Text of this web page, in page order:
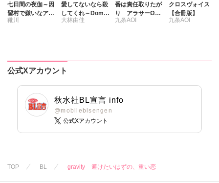
七日間の夜伽～因
習村で嫌いなアイ
ツと～【合冊版】
靴川
愛してないなら殺
してくれ～Domの
本能、Subの慈愛
大林由佳
番は責任取りたが
り アラサーΩは
結婚したくない
九条AOI
クロスヴォイス
【合冊版】
九条AOI
公式Xアカウント
秋水社BL宣言 info
@mobileblsengen
公式Xアカウント
TOP BL gravity 避けたいはずの、重い恋